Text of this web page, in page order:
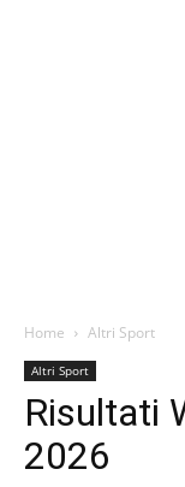
Home Altri Sport
Altri Sport
Risultati
2026